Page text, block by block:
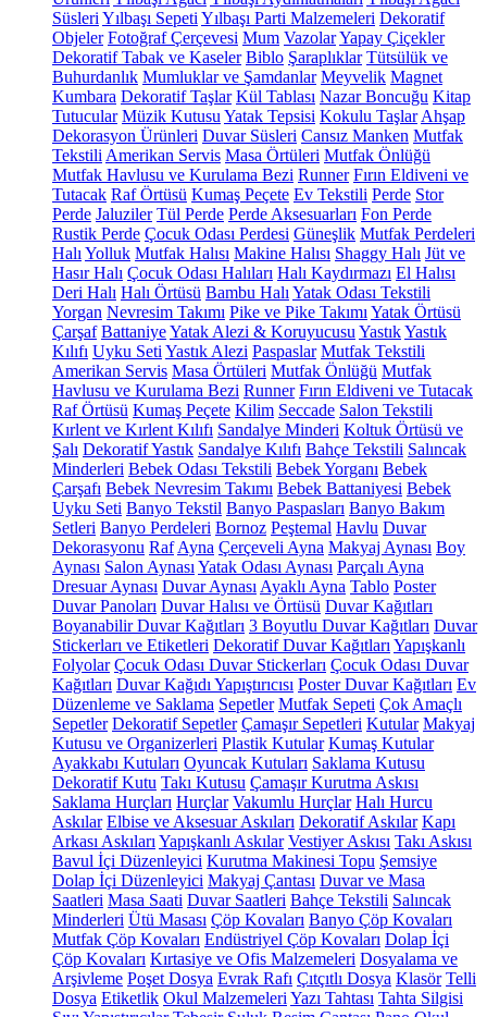
Süsleri Yılbaşı Sepeti Yılbaşı Parti Malzemeleri Dekoratif
Objeler Fotoğraf Çerçevesi Mum VazolarYapay Çiçekler
Dekoratif Tabak ve Kaseler Biblo Şaraplıklar Tütsülük ve
Buhurdanlık Mumluklar ve Şamdanlar Meyvelik Magnet
Kumbara Dekoratif Taşlar Kül Tablası Nazar Boncuğu Kitap
Tutucular Müzik Kutusu Yatak Tepsisi Kokulu Taşlar Ahşap
Dekorasyon Ürünleri Duvar Süsleri Cansız Manken Mutfak
Tekstili Amerikan Servis Masa Örtüleri Mutfak Önlüğü
Mutfak Havlusu ve Kurulama Bezi Runner Fırın Eldiveni ve
Tutacak Raf Örtüsü Kumaş Peçete Ev Tekstili Perde Stor
Perde Jaluziler Tül Perde Perde Aksesuarları Fon Perde
Rustik Perde Çocuk Odası Perdesi Güneşlik Mutfak Perdeleri
Halı Yolluk Mutfak Halısı Makine Halısı Shaggy Halı Jüt ve
Hasır Halı Çocuk Odası Halıları Halı Kaydırmazı El Halısı
Deri Halı Halı Örtüsü Bambu Halı Yatak Odası Tekstili
Yorgan Nevresim Takımı Pike ve Pike Takımı Yatak Örtüsü
Çarşaf BattaniyeYatak Alezi & Koruyucusu YastıkYastık
Kılıfı Uyku Seti Yastık Alezi Paspaslar Mutfak Tekstili
Amerikan Servis Masa Örtüleri Mutfak Önlüğü Mutfak
Havlusu ve Kurulama Bezi Runner Fırın Eldiveni ve Tutacak
Raf Örtüsü Kumaş Peçete Kilim Seccade Salon Tekstili
Kırlent ve Kırlent Kılıfı Sandalye Minderi Koltuk Örtüsü ve
Şalı Dekoratif Yastık Sandalye Kılıfı Bahçe Tekstili Salıncak
Minderleri Bebek Odası Tekstili Bebek Yorganı Bebek
Çarşafı Bebek Nevresim Takımı Bebek Battaniyesi Bebek
Uyku Seti Banyo Tekstil Banyo Paspasları Banyo Bakım
Setleri Banyo Perdeleri Bornoz Peştemal Havlu Duvar
Dekorasyonu Raf Ayna Çerçeveli Ayna Makyaj Aynası Boy
Aynası Salon Aynası Yatak Odası Aynası Parçalı Ayna
Dresuar Aynası Duvar Aynası Ayaklı Ayna Tablo Poster
Duvar Panoları Duvar Halısı ve Örtüsü Duvar Kağıtları
Boyanabilir Duvar Kağıtları 3 Boyutlu Duvar Kağıtları Duvar
Stickerları ve Etiketleri Dekoratif Duvar Kağıtları Yapışkanlı
Folyolar Çocuk Odası Duvar Stickerları Çocuk Odası Duvar
Kağıtları Duvar Kağıdı Yapıştırıcısı Poster Duvar Kağıtları Ev
Düzenleme ve Saklama Sepetler Mutfak Sepeti Çok Amaçlı
Sepetler Dekoratif Sepetler Çamaşır Sepetleri Kutular Makyaj
Kutusu ve Organizerleri Plastik Kutular Kumaş Kutular
Ayakkabı Kutuları Oyuncak Kutuları Saklama Kutusu
Dekoratif Kutu Takı Kutusu Çamaşır Kurutma Askısı
Saklama Hurçları Hurçlar Vakumlu Hurçlar Halı Hurcu
Askılar Elbise ve Aksesuar Askıları Dekoratif Askılar Kapı
Arkası Askıları Yapışkanlı Askılar Vestiyer Askısı Takı Askısı
Bavul İçi Düzenleyici Kurutma Makinesi Topu Şemsiye
Dolap İçi Düzenleyici Makyaj Çantası Duvar ve Masa
Saatleri Masa Saati Duvar Saatleri Bahçe Tekstili Salıncak
Minderleri Ütü Masası Çöp Kovaları Banyo Çöp Kovaları
Mutfak Çöp Kovaları Endüstriyel Çöp Kovaları Dolap İçi
Çöp Kovaları Kırtasiye ve Ofis Malzemeleri Dosyalama ve
Arşivleme Poşet Dosya Evrak Rafı Çıtçıtlı Dosya Klasör Telli
Dosya Etiketlik Okul Malzemeleri Yazı Tahtası Tahta Silgisi